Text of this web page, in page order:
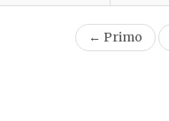
← Primo